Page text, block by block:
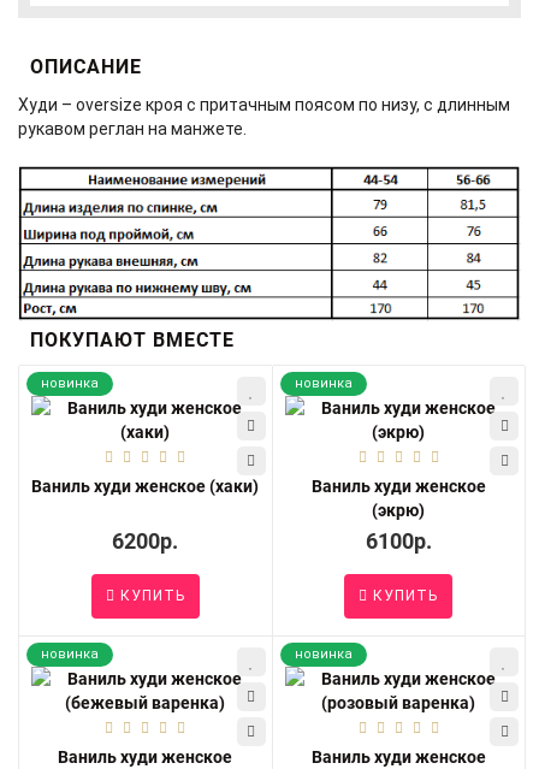
ОПИСАНИЕ
Худи – oversize кроя с притачным поясом по низу, с длинным
рукавом реглан на манжете.
ПОКУПАЮТ ВМЕСТЕ
новинка
Ваниль худи женское (хаки)
6200р.
КУПИТЬ
новинка
Ваниль худи женское
(экрю)
6100р.
КУПИТЬ
новинка
Ваниль худи женское
новинка
Ваниль худи женское